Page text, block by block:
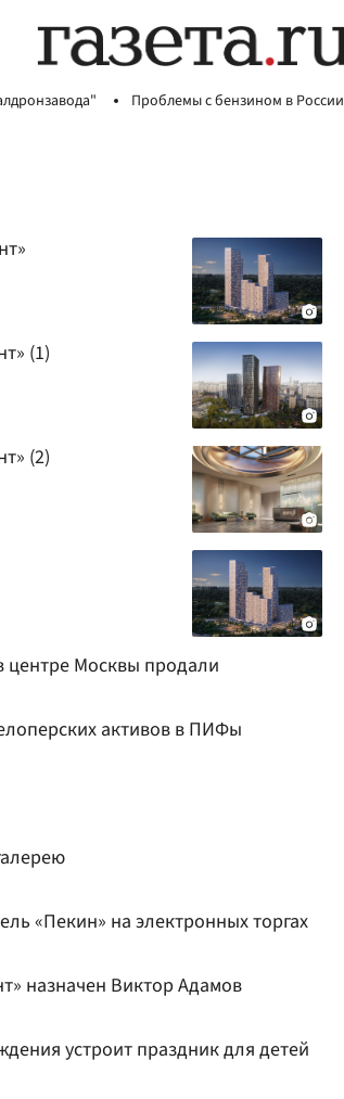
Проблемы с бензином в России
(1)
(2)
центре Москвы продали
активов в ПИФы
«Пекин» на электронных торгах
назначен Виктор Адамов
устроит праздник для детей